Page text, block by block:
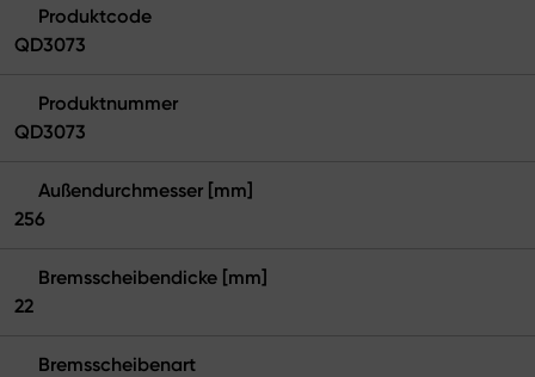
Produktcode
QD3073
Produktnummer
QD3073
Außendurchmesser [mm]
256
Bremsscheibendicke [mm]
22
Bremsscheibenart